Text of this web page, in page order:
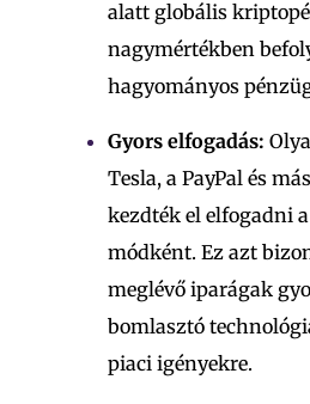
alatt globális
nagymértékben
hagyományos
Gyors elfogadás:
Tesla, a PayPal és
kezdték el elfogadni
módként. Ez azt
meglévő iparágak
bomlasztó
piaci igényekre.